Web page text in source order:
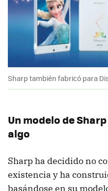
Sharp también fabricó para
Un modelo de
algo
Sharp ha decidido no
existencia y ha
basándose en su